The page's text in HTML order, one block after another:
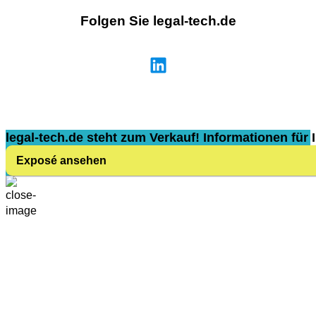
Folgen Sie legal-tech.de
legal-tech.de steht zum Verkauf! Informationen für
Exposé ansehen